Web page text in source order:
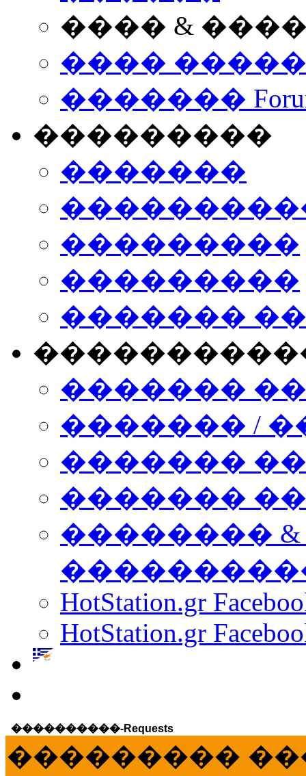
���� &
����
�������
���������
�������
���������
���������
�������
�������
������� /
�������
������� ���
��������
HotStation.gr
HotStation.gr
����������-Requests
���������